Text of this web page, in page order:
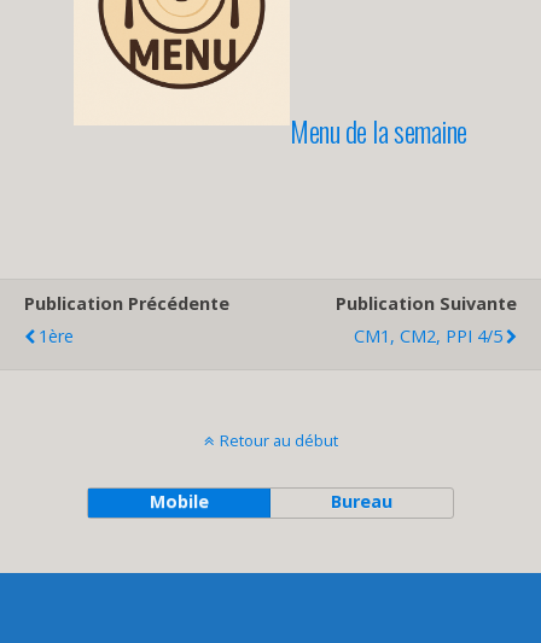
Menu de la semaine
Publication Précédente
1ère
Publication Suivante
CM1, CM2, PPI 4/5
Retour au début
Mobile Bureau